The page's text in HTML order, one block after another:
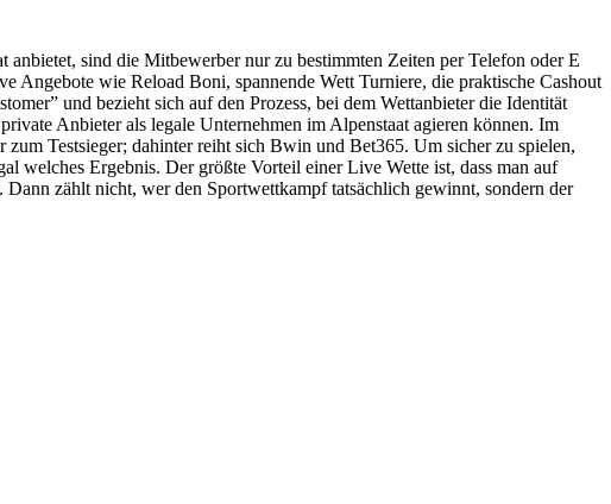
sind die Mitbewerber nur zu bestimmten Zeiten per Telefon oder E
Angebote wie Reload Boni, spannende Wett Turniere, die praktische Cashout
und bezieht sich auf den Prozess, bei dem Wettanbieter die Identität
Anbieter als legale Unternehmen im Alpenstaat agieren können. Im
Testsieger; dahinter reiht sich Bwin und Bet365. Um sicher zu spielen,
welches Ergebnis. Der größte Vorteil einer Live Wette ist, dass man auf
zählt nicht, wer den Sportwettkampf tatsächlich gewinnt, sondern der